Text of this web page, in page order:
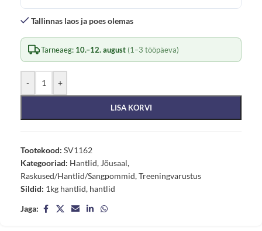
Tallinnas laos ja poes olemas
Tarneaeg: 10.–12. august (1–3 tööpäeva)
- +
LISA KORVI
Tootekood: SV1162
Kategooriad: Hantlid, Jõusaal,
Raskused/Hantlid/Sangpommid,Treeningvarustus
Sildid: 1kg hantlid, hantlid
Jaga: